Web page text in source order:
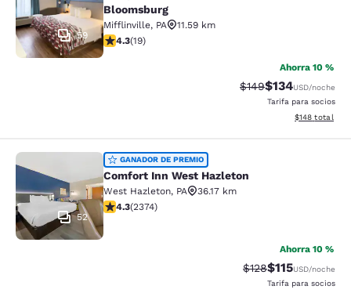
59
Bloomsburg
Mifflinville, PA
11.59 km
Calificación de 4.32 estrellas. Excelente. 19 reseñas
4.3(19)
Ahorra 10 %
Tarifa tachada:
$149Tarifa reducida:
$134USD/noche
Tarifa para socios
Ver detalles
$148 total
Comfort Inn West Hazleton
52
GANADOR DE PREMIO
Comfort Inn West Hazleton
West Hazleton, PA
36.17 km
Calificación de 4.25 estrellas. Excelente. 2374 reseñas
4.3(2374)
Ahorra 10 %
Tarifa tachada:
$128Tarifa reducida:
$115USD/noche
Tarifa para socios